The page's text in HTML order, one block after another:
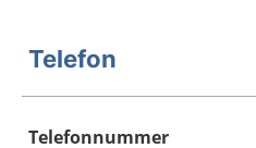
Telefon
Telefonnummer